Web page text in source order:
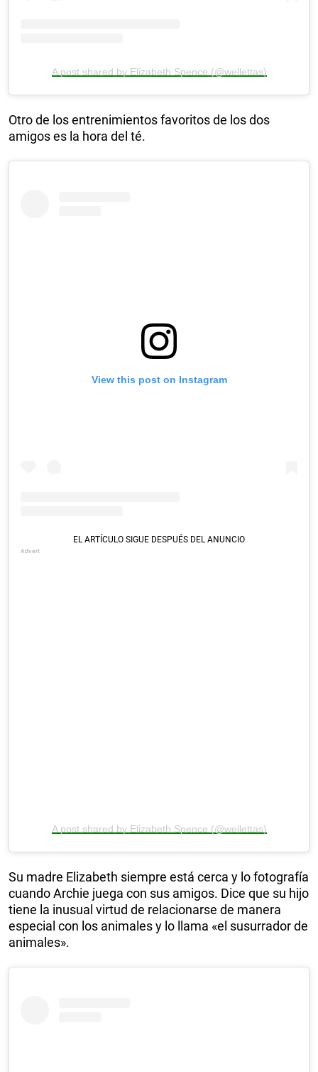
A post shared by Elizabeth Spence (@wellettas)
Otro de los entrenimientos favoritos de los dos
amigos es la hora del té.
View this post on Instagram
A post shared by Elizabeth Spence (@wellettas)
Su madre Elizabeth siempre está cerca y lo fotografía
cuando Archie juega con sus amigos. Dice que su hijo
tiene la inusual virtud de relacionarse de manera
especial con los animales y lo llama «el susurrador de
animales».